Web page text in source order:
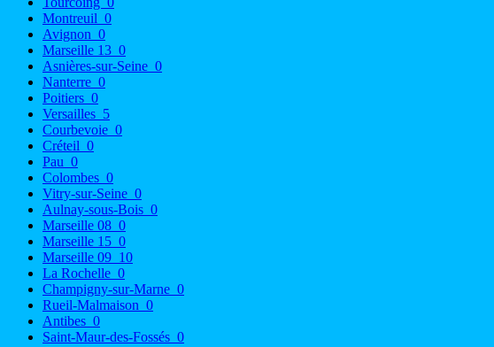
Montreuil 0
Avignon 0
Marseille 13 0
Asnières-sur-Seine 0
Nanterre 0
Poitiers 0
Versailles 5
Courbevoie 0
Créteil 0
Pau 0
Colombes 0
Vitry-sur-Seine 0
Aulnay-sous-Bois 0
Marseille 08 0
Marseille 15 0
Marseille 09 10
La Rochelle 0
Champigny-sur-Marne 0
Rueil-Malmaison 0
Antibes 0
Saint-Maur-des-Fossés 0